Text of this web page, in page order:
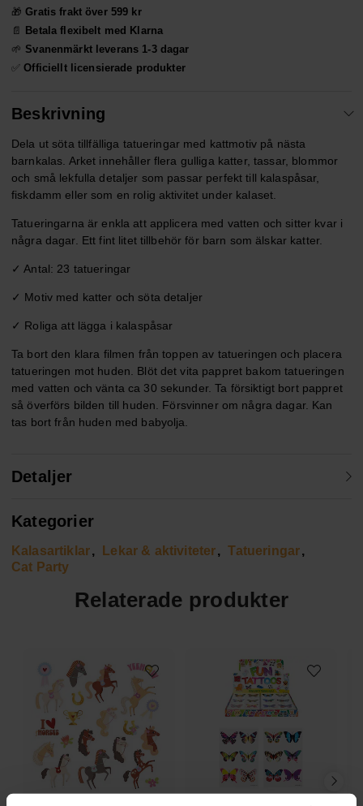
🎁Gratis frakt över 599 kr
📄
Betala flexibelt med Klarna
🌱 Svanenmärkt leverans 1-3 dagar
✅Officiellt licensierade produkter
Beskrivning
Dela ut söta tillfälliga tatueringar med kattmotiv på nästa
barnkalas. Arket innehåller flera gulliga katter, tassar, blommor
och små lekfulla detaljer som passar perfekt till kalaspåsar,
fiskdamm eller som en rolig aktivitet under kalaset.
Tatueringarna är enkla att applicera med vatten och sitter kvar i
några dagar. Ett fint litet tillbehör för barn som älskar katter.
✓ Antal: 23 tatueringar
✓ Motiv med katter och söta detaljer
✓ Roliga att lägga i kalaspåsar
Ta bort den klara filmen från toppen av tatueringen och placera
tatueringen mot huden. Blöt det vita pappret bakom tatueringen
med vatten och vänta ca 30 sekunder. Ta försiktigt bort pappret
så överförs bilden till huden. Försvinner om några dagar. Kan
tas bort från huden med babyolja.
Detaljer
Kategorier
Kalasartiklar Lekar & aktiviteter
Tatueringar
Cat Party
Relaterade produkter